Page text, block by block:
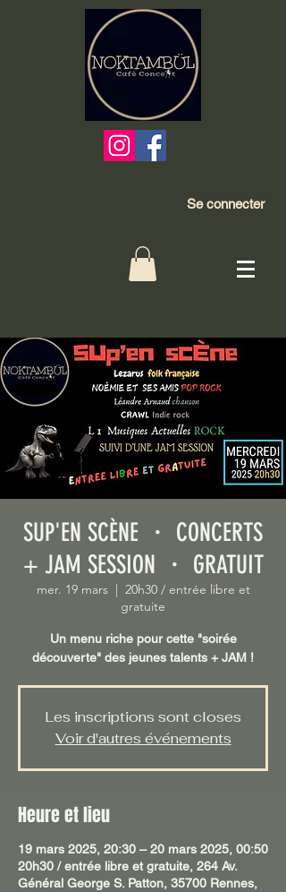
Se connecter
SUP'EN SCÈNE ・ CONCERTS
+ JAM SESSION ・ GRATUIT
mer. 19 mars
  |
20h30 / entrée libre et
gratuite
Un menu riche pour cette "soirée
découverte" des jeunes talents + JAM !
Les inscriptions sont closes
Voir d'autres événements
Heure et lieu
19 mars 2025, 20:30 – 20 mars 2025, 00:50
20h30 / entrée libre et gratuite, 264 Av.
Général George S. Patton, 35700 Rennes,